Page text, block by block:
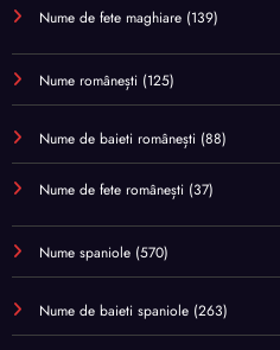
Nume de fete maghiare (139)
Nume românești (125)
Nume de baieti românești (88)
Nume de fete românești (37)
Nume spaniole (570)
Nume de baieti spaniole (263)